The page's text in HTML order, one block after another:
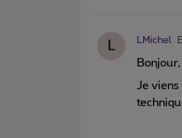
L LMichel
Bonjour,
Je